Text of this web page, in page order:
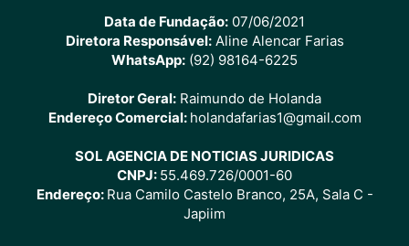
Data de Fundação: 07/06/2021
Diretora Responsável:Aline Alencar Farias
WhatsApp: (92) 98164-6225
Diretor Geral: Raimundo de Holanda
Endereço Comercial: holandafarias1@gmail.com
SOL AGENCIA DE NOTICIAS JURIDICAS
CNPJ: 55.469.726/0001-60
Endereço: Rua Camilo Castelo Branco, 25A, Sala C -
Japiim